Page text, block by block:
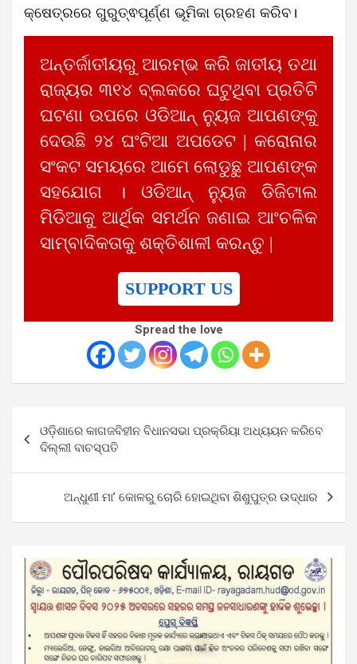
କ୍ଷେତ୍ରରେ ଗୁରୁତ୍ଵପୂର୍ଣ୍ଣ ଭୂମିକା ଗ୍ରହଣ କରିବ।
ଅନ୍ତର୍ଜାତୀୟରୁ ଆରମ୍ଭ କରି ଜାତୀୟ ତଥା
ରାଜ୍ୟର ୩୧୪ ବ୍ଲକରେ ଘଟୁଥିବା ପ୍ରତିଟି
ଘଟଣା ଉପରେ ଓଡିଆନ୍ ନ୍ୟୁଜ ଆପଣଙ୍କୁ
ଦେଉଛି ୨୪ ଘଂଟିଆ ଅପଡେଟ | କରୋନାର
ସଂକଟ ସମୟରେ ଆମେ ଲୋଡୁଛୁ ଆପଣଙ୍କ
ସହଯୋଗ । ଓଡିଆନ୍ ନ୍ୟୁଜ ଡିଜିଟାଲ
ମିଡିଆକୁ ଆର୍ଥିକ ସମର୍ଥନ ଜଣାଇ ଆଂଚଳିକ
ସାମ୍ବାଦିକତାକୁ ଶକ୍ତିଶାଳୀ କରନ୍ତୁ |
SUPPORT US
Spread the love
navigation
ଓଡ଼ିଶାରେ କାଗଜବିହୀନ ବିଧାନସଭା ପ୍ରକ୍ରିୟା ଅଧ୍ୟୟନ କରିବେ
ଦିଲ୍ଲୀ ବାଚସ୍ପତି
ଅନ୍ଧୁଣୀ ମା’ କୋଳରୁ ଚୋରି ହୋଇଥିବା ଶିଶୁପୁତ୍ର ଉଦ୍ଧାର